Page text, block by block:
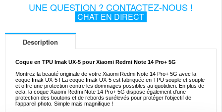
UNE QUESTION ? CONTACTEZ-NOUS !
CHAT EN DIRECT
Description
Coque en TPU Imak UX-5 pour Xiaomi Redmi Note 14 Pro+ 5G
Montrez la beauté originale de votre Xiaomi Redmi Note 14 Pro+ 5G avec la
coque Imak UX-5 ! La coque Imak UX-5 est fabriquée en TPU souple et souple
et offre une protection contre les dommages possibles au quotidien. En plus de
cela, la coque Xiaomi Redmi Note 14 Pro+ 5G dispose également d'une
protection des boutons et de rebords surélevés pour protéger l'objectif de
l'appareil photo. Simple mais magnifique !